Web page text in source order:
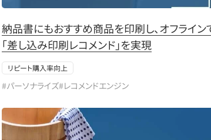
納品書にもおすすめ商品を印刷し、オフライン
「差し込み印刷レコメンド」を実現
リピート購入率向上
#パーソナライズ#レコメンドエンジン